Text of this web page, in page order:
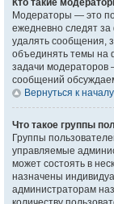
Кто такие
Модераторы — это
ежедневно следят
удалять сообщения,
объединять темы на
задачи модераторов
сообщений
Вернуться к началу
Что такое группы
Группы
управляемые
может состоять в
назначены
администраторам